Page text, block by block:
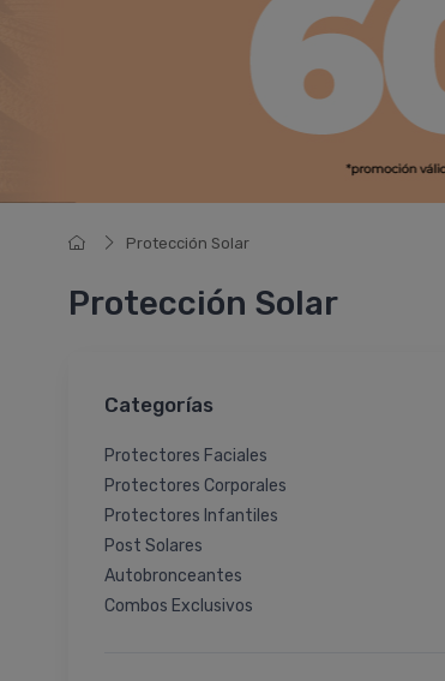
Protección Solar
Protección Solar
Categorías
Protectores Faciales
Protectores Corporales
Protectores Infantiles
Post Solares
Autobronceantes
Combos Exclusivos